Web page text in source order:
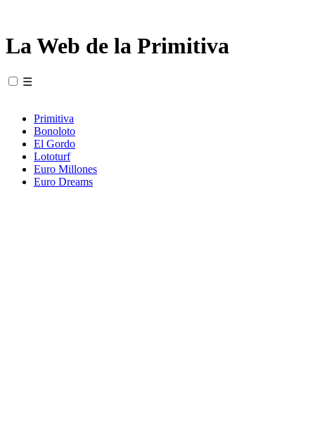
La Web de la Primitiva
☰
Primitiva
Bonoloto
El Gordo
Lototurf
Euro Millones
Euro Dreams